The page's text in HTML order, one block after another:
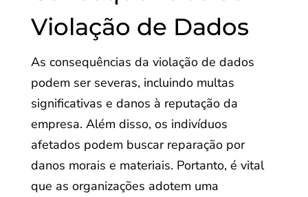
Violação de Dados
As consequências da violação de dados
podem ser severas, incluindo multas
significativas e danos à reputação da
empresa. Além disso, os indivíduos
afetados podem buscar reparação por
danos morais e materiais. Portanto, é vital
que as organizações adotem uma